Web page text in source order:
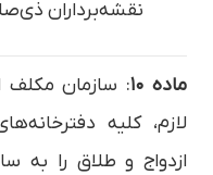
نقشه‌برداران
ماده ۱۰
: سازمان مکلف
لازم، کلیه
ازدواج و طلاق را به